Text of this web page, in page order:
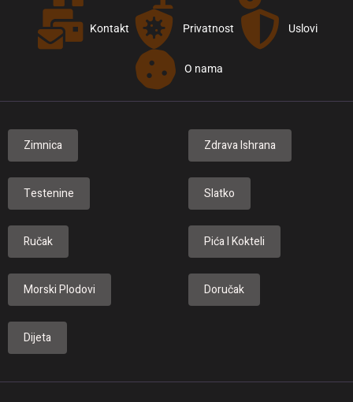
Kontakt Privatnost Uslovi
O nama
Zimnica Zdrava Ishrana
Testenine Slatko
Ručak Pića I Kokteli
Morski Plodovi Doručak
Dijeta